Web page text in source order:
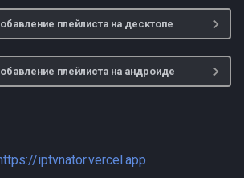
плейлиста на десктопе
плейлиста на андроиде
iptvnator.vercel.app